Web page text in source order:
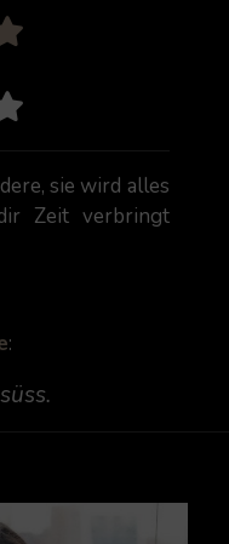
sie wird alles
Zeit verbringt
: